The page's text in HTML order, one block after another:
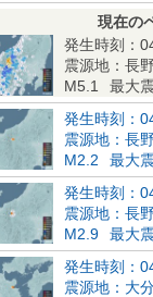
現在の
発生時刻：
震源地：長
M5.1
最大
発生時刻：
震源地：長
M2.2
最大
発生時刻：
震源地：長
M2.9
最大
発生時刻：
震源地：大